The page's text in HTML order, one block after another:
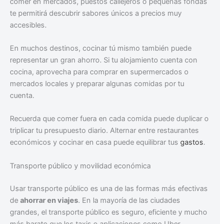
te permitirá descubrir sabores únicos a precios muy
accesibles.
En muchos destinos, cocinar tú mismo también puede
representar un gran ahorro. Si tu alojamiento cuenta con
cocina, aprovecha para comprar en supermercados o
mercados locales y preparar algunas comidas por tu
cuenta.
Recuerda que comer fuera en cada comida puede duplicar o
triplicar tu presupuesto diario. Alternar entre restaurantes
económicos y cocinar en casa puede equilibrar tus gastos.
Transporte público y movilidad económica
Usar transporte público es una de las formas más efectivas
de ahorrar en viajes. En la mayoría de las ciudades
grandes, el transporte público es seguro, eficiente y mucho